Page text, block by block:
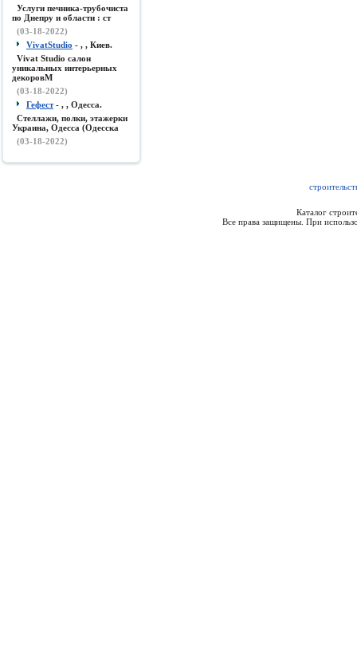
Услуги печника-трубочиста
по Днепру и области : ст
(03-18-2022)
VivatStudio - , , Киев.
Vivat Studio салон
уникальных интерьерных
декоровМ
(03-18-2022)
Гефест- , , Одесса.
Стеллажи, полки, этажерки
Украина, Одесса (Одесска
(03-18-2022)
Каталог
Все права защищены. При